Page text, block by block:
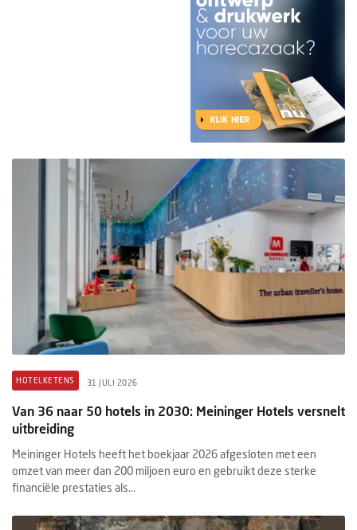
HOTELKETENS 31 JULI 2026
Van 36 naar 50 hotels in 2030: Meininger Hotels versnelt
uitbreiding
Meininger Hotels heeft het boekjaar 2026 afgesloten met een
omzet van meer dan 200 miljoen euro en gebruikt deze sterke
financiële prestaties als...